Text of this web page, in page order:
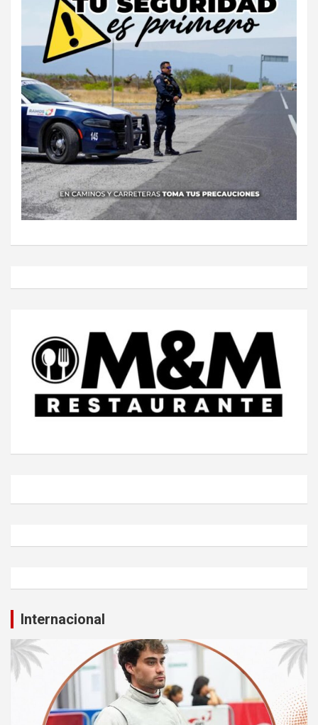
Internacional